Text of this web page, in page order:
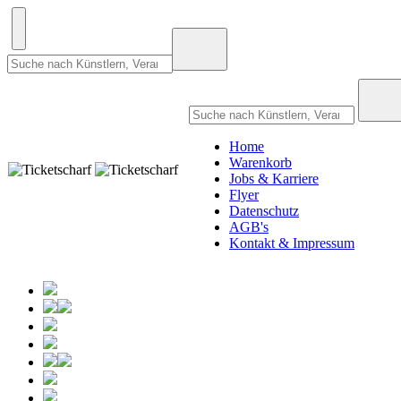
Home
Warenkorb
Jobs & Karriere
Flyer
Datenschutz
AGB's
Kontakt & Impressum